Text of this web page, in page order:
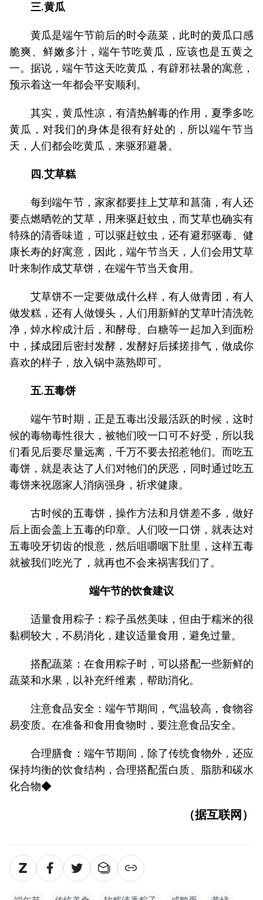
三.黄瓜
黄瓜是端午节前后的时令蔬菜，此时的黄瓜口感
脆爽、鲜嫩多汁，端午节吃黄瓜，应该也是五黄之
一。据说，端午节这天吃黄瓜，有辟邪祛暑的寓意，
预示着这一年都会平安顺利。
其实，黄瓜性凉，有清热解毒的作用，夏季多吃
黄瓜，对我们的身体是很有好处的，所以端午节当
天，人们都会吃黄瓜，来驱邪避暑。
四.艾草糕
每到端午节，家家都要挂上艾草和菖蒲，有人还
要点燃晒乾的艾草，用来驱赶蚊虫，而艾草也确实有
特殊的清香味道，可以驱赶蚊虫，还有避邪驱毒、健
康长寿的好寓意，因此，端午节当天，人们会用艾草
叶来制作成艾草饼，在端午节当天食用。
艾草饼不一定要做成什么样，有人做青团，有人
做发糕，还有人做馒头，人们用新鲜的艾草叶清洗乾
净，焯水榨成汁后，和酵母、白糖等一起加入到面粉
中，揉成团后密封发酵，发酵好后揉搓排气，做成你
喜欢的样子，放入锅中蒸熟即可。
五.五毒饼
端午节时期，正是五毒出没最活跃的时候，这时
候的毒物毒性很大，被牠们咬一口可不好受，所以我
们看见后要尽量远离，千万不要去招惹牠们。而吃五
毒饼，就是表达了人们对牠们的厌恶，同时通过吃五
毒饼来祝愿家人消病强身，祈求健康。
古时候的五毒饼，操作方法和月饼差不多，做好
后上面会盖上五毒的印章。人们咬一口饼，就表达对
五毒咬牙切齿的恨意，然后咀嚼咽下肚里，这样五毒
就被我们吃光了，就再也不会来祸害我们了。
端午节的饮食建议
适量食用粽子：粽子虽然美味，但由于糯米的很
黏稠较大，不易消化，建议适量食用，避免过量。
搭配蔬菜：在食用粽子时，可以搭配一些新鲜的
蔬菜和水果，以补充纤维素，帮助消化。
注意食品安全：端午节期间，气温较高，食物容
易变质。在准备和食用食物时，要注意食品安全。
合理膳食：端午节期间，除了传统食物外，还应
保持均衡的饮食结构，合理搭配蛋白质、脂肪和碳水
化合物◆
（据互联网）